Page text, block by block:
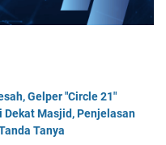
Gelper "Circle 21"
Masjid, Penjelasan
Tanya